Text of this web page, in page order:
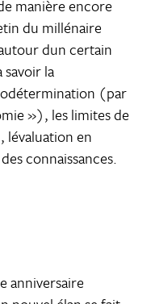
manière encore
du millénaire
dun certain
la
(par
»), les limites de
en
connaissances.
anniversaire